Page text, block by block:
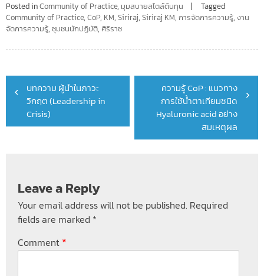
Posted inCommunity of Practice, มุมสบายสไตล์ต้นทุน
Tagged
Community of Practice, CoP, KM, Siriraj, Siriraj KM, การจัดการความรู้, งาน
จัดการความรู้, ชุมชนนักปฏิบัติ, ศิริราช
Post
navigation
บทความ ผู้นำในภาวะ
วิกฤต (Leadership in
Crisis)
ความรู้ CoP : แนวทาง
การใช้น้ำตาเทียมชนิด
Hyaluronic acid อย่าง
สมเหตุผล
Leave a Reply
Your email address will not be published. Required
fields are marked *
Comment *